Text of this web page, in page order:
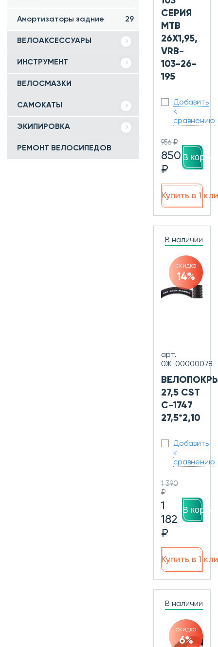
Амортизаторы задние 29
ВЕЛОАКСЕССУАРЫ
ИНСТРУМЕНТ
ВЕЛОСМАЗКИ
САМОКАТЫ
ЭКИПИРОВКА
РЕМОНТ ВЕЛОСИПЕДОВ
СЕРИЯ
MTB
26X1,95,
VRB-
103-26-
195
Добавить
к
сравнению
956 ₽
850
₽
В
Купить в 1
В наличии
скидка
14%
арт.
0Ж-00000078
27,5 CST
C-1747
27,5*2,10
Добавить
к
сравнению
1 390
₽
1
182
₽
В
Купить в 1
В наличии
скидка
6%